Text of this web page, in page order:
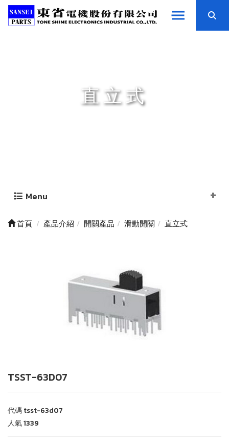
直立式
Menu
首頁 產品介紹 開關產品 滑動開關 直立式
TSST-63D07
代碼tsst-63d07
人氣1339